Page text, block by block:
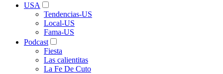
USA
Tendencias-US
Local-US
Fama-US
Podcast
Fiesta
Las calientitas
La Fe De Cuto